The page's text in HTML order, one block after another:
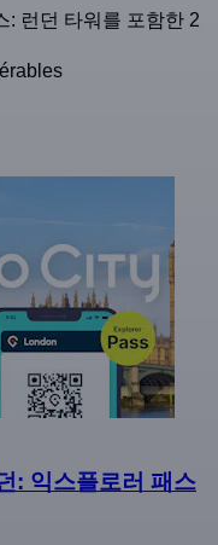
: 런던 타워를 포함한 2
: 익스플로러 패스